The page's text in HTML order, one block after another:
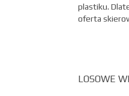
plastiku.
oferta
LOSOWE